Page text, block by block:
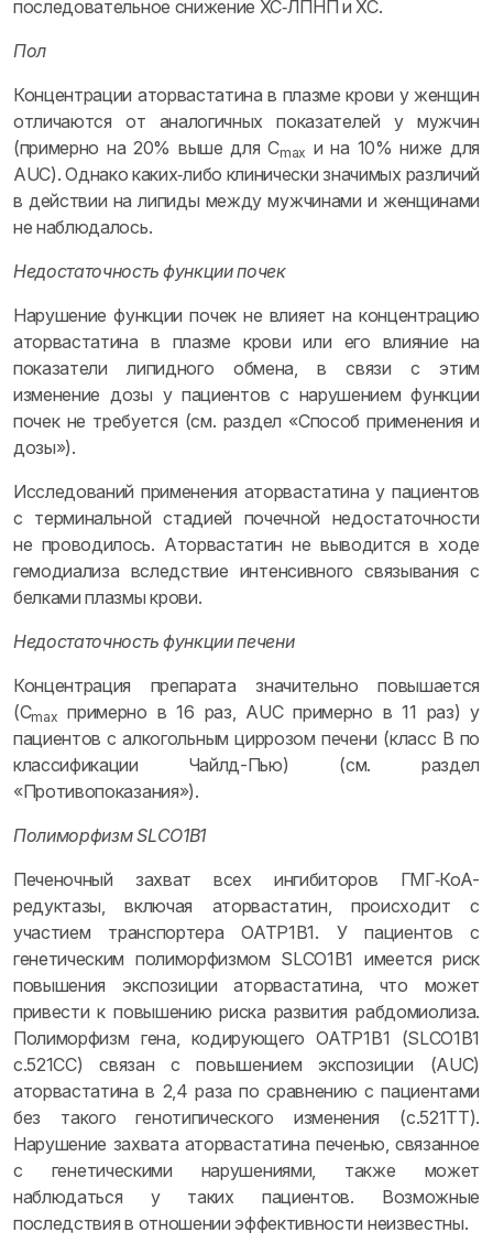
последовательное снижение ХС‑ЛПНП и ХС.
Пол
Концентрации аторвастатина в плазме крови у женщин
отличаются от аналогичных показателей у мужчин
(примерно на 20% выше для Cmax и на 10% ниже для
AUC). Однако каких‑либо клинически значимых различий
в действии на липиды между мужчинами и женщинами
не наблюдалось.
Недостаточность функции почек
Нарушение функции почек не влияет на концентрацию
аторвастатина в плазме крови или его влияние на
показатели липидного обмена, в связи с этим
изменение дозы у пациентов с нарушением функции
почек не требуется (см. раздел «Способ применения и
дозы»).
Исследований применения аторвастатина у пациентов
с терминальной стадией почечной недостаточности
не проводилось. Аторвастатин не выводится в ходе
гемодиализа вследствие интенсивного связывания с
белками плазмы крови.
Недостаточность функции печени
Концентрация препарата значительно повышается
(Cmax примерно в 16 раз, AUC примерно в 11 раз) у
пациентов с алкогольным циррозом печени (класс B по
классификации Чайлд-Пью) (см. раздел
«Противопоказания»).
Полиморфизм SLCO1B1
Печеночный захват всех ингибиторов ГМГ‑КоА-
редуктазы, включая аторвастатин, происходит с
участием транспортера OATP1B1. У пациентов с
генетическим полиморфизмом SLCO1B1 имеется риск
повышения экспозиции аторвастатина, что может
привести к повышению риска развития рабдомиолиза.
Полиморфизм гена, кодирующего OATP1B1 (SLCO1B1
с.521СС) связан с повышением экспозиции (AUC)
аторвастатина в 2,4 раза по сравнению с пациентами
без такого генотипического изменения (с.521TT).
Нарушение захвата аторвастатина печенью, связанное
с генетическими нарушениями, также может
наблюдаться у таких пациентов. Возможные
последствия в отношении эффективности неизвестны.